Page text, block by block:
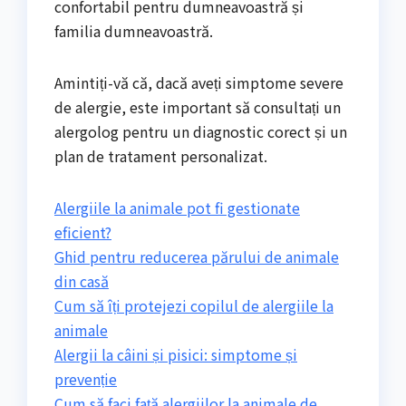
confortabil pentru dumneavoastră și
familia dumneavoastră.
Amintiți-vă că, dacă aveți simptome severe
de alergie, este important să consultați un
alergolog pentru un diagnostic corect și un
plan de tratament personalizat.
Alergiile la animale pot fi gestionate
eficient?
Ghid pentru reducerea părului de animale
din casă
Cum să îți protejezi copilul de alergiile la
animale
Alergii la câini și pisici: simptome și
prevenție